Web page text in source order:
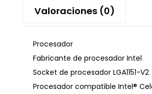
Valoraciones (0)
Procesador
Fabricante de procesador Intel
Socket de procesador LGA1151-V2
Procesador compatible Intel®